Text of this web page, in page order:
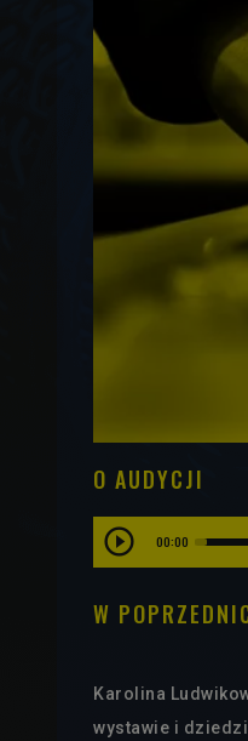
O AUDYCJI
00:00
W
Karolina
wystawie i